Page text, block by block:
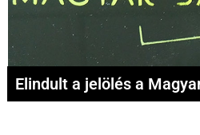
Elindult a jelölés a